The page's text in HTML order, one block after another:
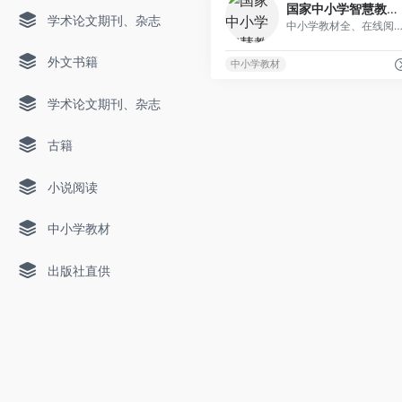
学术论文期刊、杂志
外文书籍
学术论文期刊、杂志
古籍
小说阅读
中小学教材
出版社直供
国家中小学智慧教育平台
中小学教材全、在线阅读，需要注册登记
中小学教材